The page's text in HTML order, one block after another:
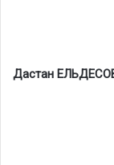
Дастан